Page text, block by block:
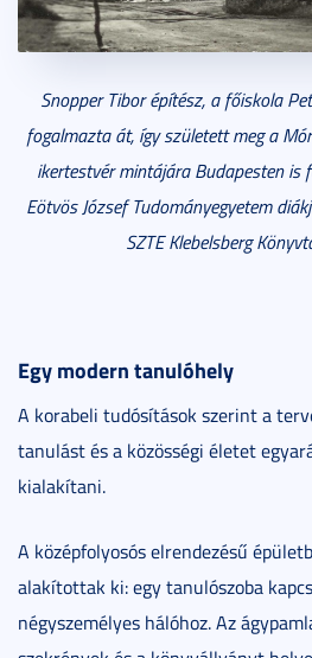
Snopper Tibor építész, a főiskola
fogalmazta át, így született meg a
ikertestvér mintájára Budapesten is
Eötvös József Tudományegyetem
SZTE Klebelsberg
Egy modern tanulóhely
A korabeli tudósítások szerint a
tanulást és a közösségi életet
kialakítani.
A középfolyosós elrendezésű
alakítottak ki: egy tanulószoba
négyszemélyes hálóhoz. Az